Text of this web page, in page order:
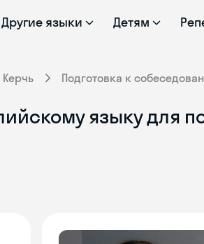
Другие языки Детям
Керчь Подготовка к
языку для